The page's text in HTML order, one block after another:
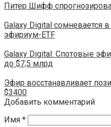
Питер Шифф
Galaxy Digital сомневается
эфириум-ETF
Galaxy Digital: Спотовые
до $7,5 млрд
Эфир восстанавливает
$3400
Добавить комментарий
Имя *